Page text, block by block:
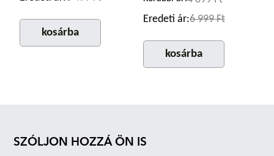
kosárba
Eredeti ár:6 999 Ft
kosárba
SZÓLJON HOZZÁ ÖN IS